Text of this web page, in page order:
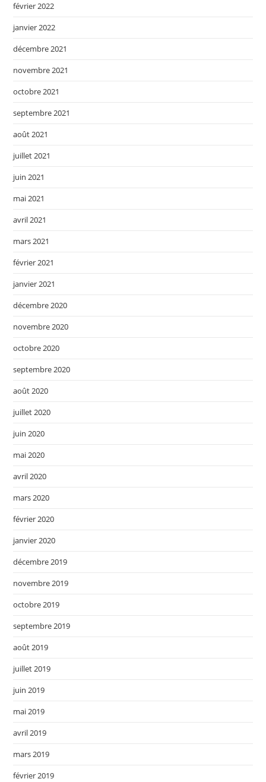
février 2022
janvier 2022
décembre 2021
novembre 2021
octobre 2021
septembre 2021
août 2021
juillet 2021
juin 2021
mai 2021
avril 2021
mars 2021
février 2021
janvier 2021
décembre 2020
novembre 2020
octobre 2020
septembre 2020
août 2020
juillet 2020
juin 2020
mai 2020
avril 2020
mars 2020
février 2020
janvier 2020
décembre 2019
novembre 2019
octobre 2019
septembre 2019
août 2019
juillet 2019
juin 2019
mai 2019
avril 2019
mars 2019
février 2019